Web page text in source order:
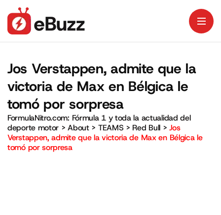
Jos Verstappen, admite que la
victoria de Max en Bélgica le
tomó por sorpresa
FormulaNitro.com: Fórmula 1 y toda la actualidad del
deporte motor >About> TEAMS > Red Bull >Jos
Verstappen, admite que la victoria de Max en Bélgica le
tomó por sorpresa